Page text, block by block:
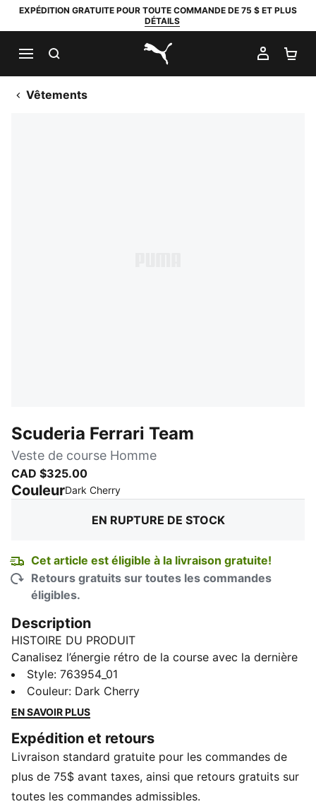
EXPÉDITION GRATUITE POUR TOUTE COMMANDE DE 75 $ ET PLUS
DÉTAILS
PUMA.com
MON
Vêtements
Scuderia Ferrari Team
Veste de course Homme
CAD $325.00
CouleurDark Cherry:
EN RUPTURE DE STOCK
Cet article est éligible à la livraison gratuite!
Retours gratuits sur toutes les commandes
éligibles.
Description
HISTOIRE DU PRODUIT
Canalisez l’énergie rétro de la course avec la dernière
création de PUMA. Cette veste d’inspiration rétro
arbore la nouvelle couleur rouge plus foncé 2025,
alliant élégance et performance. Avec des logos
course classiques, cette veste est l’option idéale pour
montrer votre fierté pour la Scuderia Ferrari.
DÉTAILS
Coupe standard
Style: 763954_01
Couleur: Dark Cherry
EN SAVOIR PLUS
Expédition et retours
Livraison standard gratuite pour les commandes de
plus de 75$ avant taxes, ainsi que retours gratuits sur
toutes les commandes admissibles.